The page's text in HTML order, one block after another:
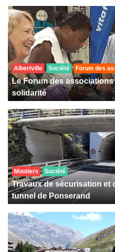
Albertville Société Forum des
Le Forum des
solidarité
Moutiers Société
Travaux de sécurisation et
tunnel de Ponserand